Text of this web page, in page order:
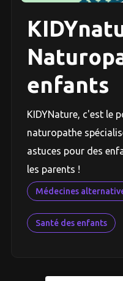
enfants
KIDYNature, c'est le
naturopathe
astuces pour des
les parents !
Médecines
Santé des enfants